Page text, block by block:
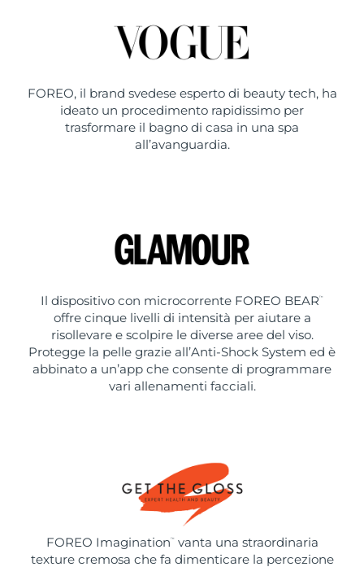
FOREO, il brand svedese esperto di beauty tech, ha
ideato un procedimento rapidissimo per
trasformare il bagno di casa in una spa
all’avanguardia.
Il dispositivo con microcorrente FOREO BEAR ™
offre cinque livelli di intensità per aiutare a
risollevare e scolpire le diverse aree del viso.
Protegge la pelle grazie all’Anti-Shock System ed è
abbinato a un’app che consente di programmare
vari allenamenti facciali.
FOREO Imagination ™
vanta una straordinaria
texture cremosa che fa dimenticare la percezione